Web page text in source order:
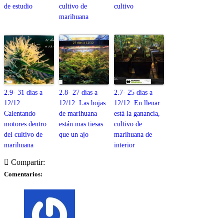
de estudio
cultivo de
marihuana
cultivo
2.9- 31 días a
12/12:
Calentando
motores dentro
del cultivo de
marihuana
2.8- 27 días a
12/12: Las hojas
de marihuana
están mas tiesas
que un ajo
2.7- 25 días a
12/12: En llenar
está la ganancia,
cultivo de
marihuana de
interior
Compartir:
Comentarios: